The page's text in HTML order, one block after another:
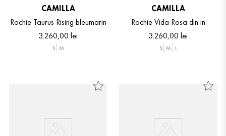
CAMILLA
Rochie Taurus Rising bleumarin
3.260,00 lei
S M
CAMILLA
Rochie Vida Rosa din in
3.260,00 lei
S M L